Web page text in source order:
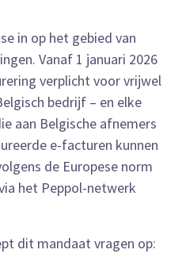
in op het gebied van
Vanaf 1 januari 2026
verplicht voor vrijwel
bedrijf – en elke
aan Belgische afnemers
e-facturen kunnen
de Europese norm
het Peppol-netwerk
dit mandaat vragen op: